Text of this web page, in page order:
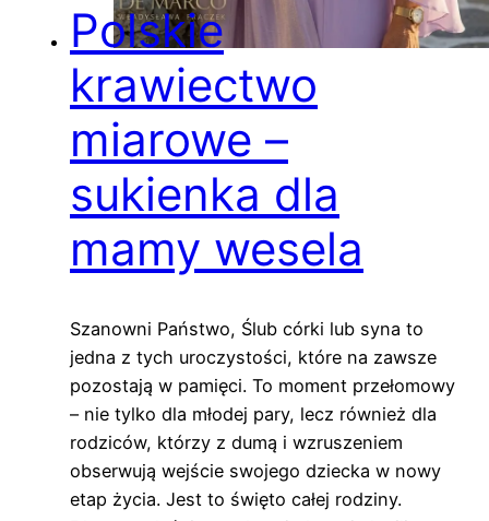
Polskie
krawiectwo
miarowe –
sukienka dla
mamy wesela
Szanowni Państwo, Ślub córki lub syna to
jedna z tych uroczystości, które na zawsze
pozostają w pamięci. To moment przełomowy
– nie tylko dla młodej pary, lecz również dla
rodziców, którzy z dumą i wzruszeniem
obserwują wejście swojego dziecka w nowy
etap życia. Jest to święto całej rodziny.